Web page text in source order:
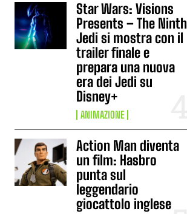
Star Wars: Visions
Presents – The Ninth
Jedi si mostra con il
trailer finale e
prepara una nuova
era dei Jedi su
Disney+
ANIMAZIONE
Action Man diventa
un film: Hasbro
punta sul
leggendario
giocattolo inglese